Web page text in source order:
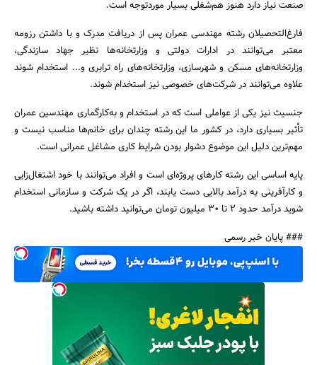
صنعت نیاز دارد هنوز هم‌شغلی بسیار موردتوجه است.
فارغ‌التحصیلان رشته مهندسی عمران پس از دریافت مدرک و با داشتن رزومه
معتبر می‌توانند در ادارات دولتی و وزارتخانه‌ها نظیر جهاد سازندگی،
وزارتخانه‌های مسکن و شهرسازی، وزارتخانه‌های راه‌ ترابری و... استخدام شوند
علاوه می‌توانند در شرکت‌های خصوصی نیز استخدام شوند.
جنسیت نیز یکی از عواملی است که در استخدام و به‌کارگماری مهندسین عمران
تأثیر بسیاری دارد، در کشور ما این رشته چندان برای خانم‌ها مناسب نیست و
مهم‌ترین دلیل این موضوع دشوار بودن شرایط کاری مشاغل عمرانی است.
پایه اساسی این رشته کارهای پروژه‌ای است و افراد می‌توانند با خود اشتغال‌زایی
و کارآفرینی به درآمد بالایی دست یابند، اگر در یک شرکت و سازمانی استخدام
شوید درآمد حدود 2 تا 30 میلیون تومان می‌توانید داشته باشید.
### پایان خبر رسمی